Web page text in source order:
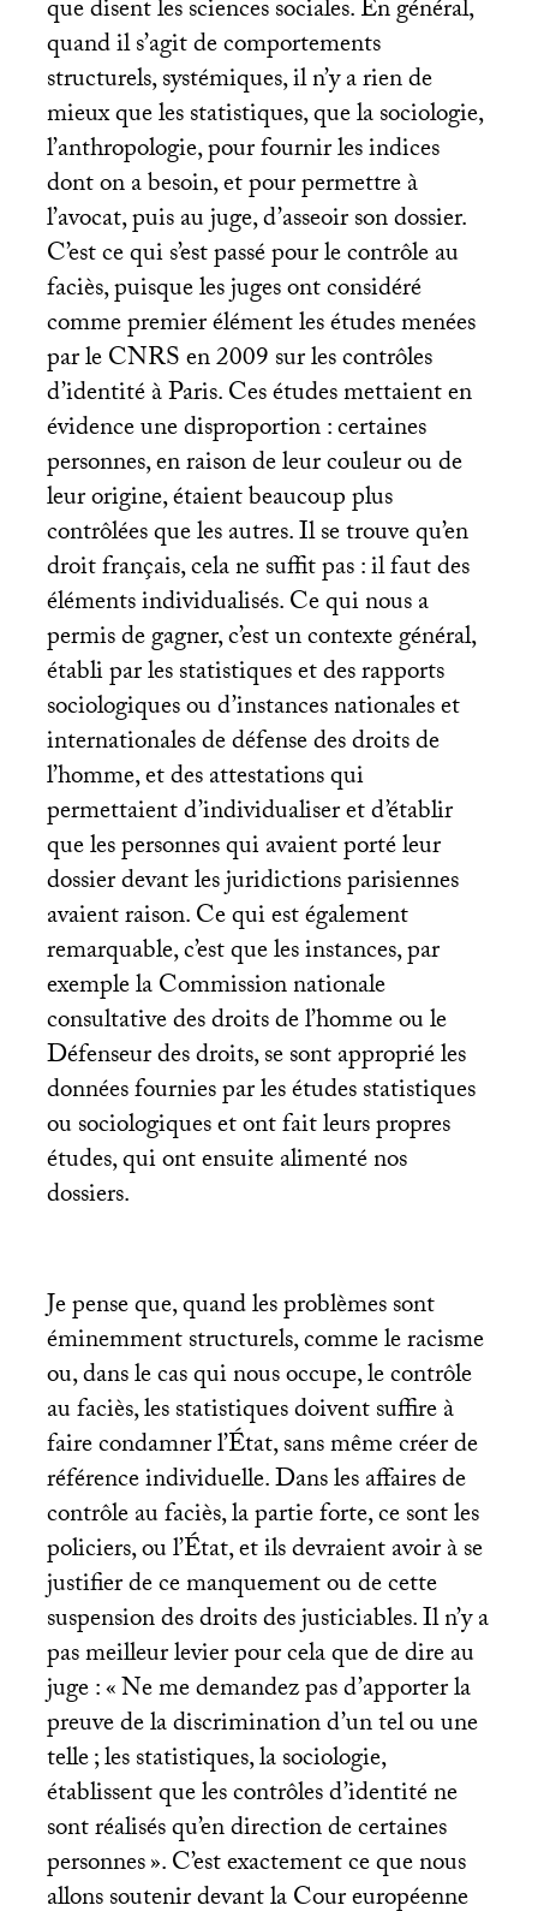
que disent les sciences sociales. En général,
quand il s’agit de comportements
structurels, systémiques, il n’y a rien de
mieux que les statistiques, que la sociologie,
l’anthropologie, pour fournir les indices
dont on a besoin, et pour permettre à
l’avocat, puis au juge, d’asseoir son dossier.
C’est ce qui s’est passé pour le contrôle au
faciès, puisque les juges ont considéré
comme premier élément les études menées
par leCNRSen 2009 sur les contrôles
d’identité à Paris. Ces études mettaient en
évidence une disproportion : certaines
personnes, en raison de leur couleur ou de
leur origine, étaient beaucoup plus
contrôlées que les autres. Il se trouve qu’en
droit français, cela ne suffit pas : il faut des
éléments individualisés. Ce qui nous a
permis de gagner, c’est un contexte général,
établi par les statistiques et des rapports
sociologiques ou d’instances nationales et
internationales de défense des droits de
l’homme, et des attestations qui
permettaient d’individualiser et d’établir
que les personnes qui avaient porté leur
dossier devant les juridictions parisiennes
avaient raison. Ce qui est également
remarquable, c’est que les instances, par
exemple la Commission nationale
consultative des droits de l’homme ou le
Défenseur des droits, se sont approprié les
données fournies par les études statistiques
ou sociologiques et ont fait leurs propres
études, qui ont ensuite alimenté nos
dossiers.
Je pense que, quand les problèmes sont
éminemment structurels, comme le racisme
ou, dans le cas qui nous occupe, le contrôle
au faciès, les statistiques doivent suffire à
faire condamner l’État, sans même créer de
référence individuelle. Dans les affaires de
contrôle au faciès, la partie forte, ce sont les
policiers, ou l’État, et ils devraient avoir à se
justifier de ce manquement ou de cette
suspension des droits des justiciables. Il n’y a
pas meilleur levier pour cela que de dire au
juge : «Ne me demandez pas d’apporter la
preuve de la discrimination d’un tel ou une
telle; les statistiques, la sociologie,
établissent que les contrôles d’identité ne
sont réalisés qu’en direction de certaines
personnes». C’est exactement ce que nous
allons soutenir devant la Cour européenne